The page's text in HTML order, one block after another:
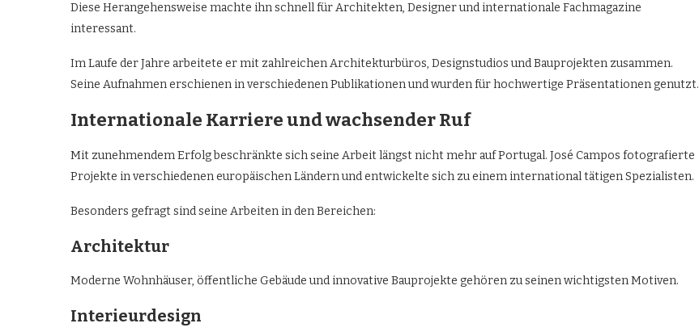
Diese Herangehensweise machte ihn schnell für Architekten, Designer und internationale Fachmagazine
interessant.
Im Laufe der Jahre arbeitete er mit zahlreichen Architekturbüros, Designstudios und Bauprojekten zusammen.
Seine Aufnahmen erschienen in verschiedenen Publikationen und wurden für hochwertige Präsentationen genutzt.
Internationale Karriere und wachsender Ruf
Mit zunehmendem Erfolg beschränkte sich seine Arbeit längst nicht mehr auf Portugal. José Campos fotografierte
Projekte in verschiedenen europäischen Ländern und entwickelte sich zu einem international tätigen Spezialisten.
Besonders gefragt sind seine Arbeiten in den Bereichen:
Architektur
Moderne Wohnhäuser, öffentliche Gebäude und innovative Bauprojekte gehören zu seinen wichtigsten Motiven.
Interieurdesign